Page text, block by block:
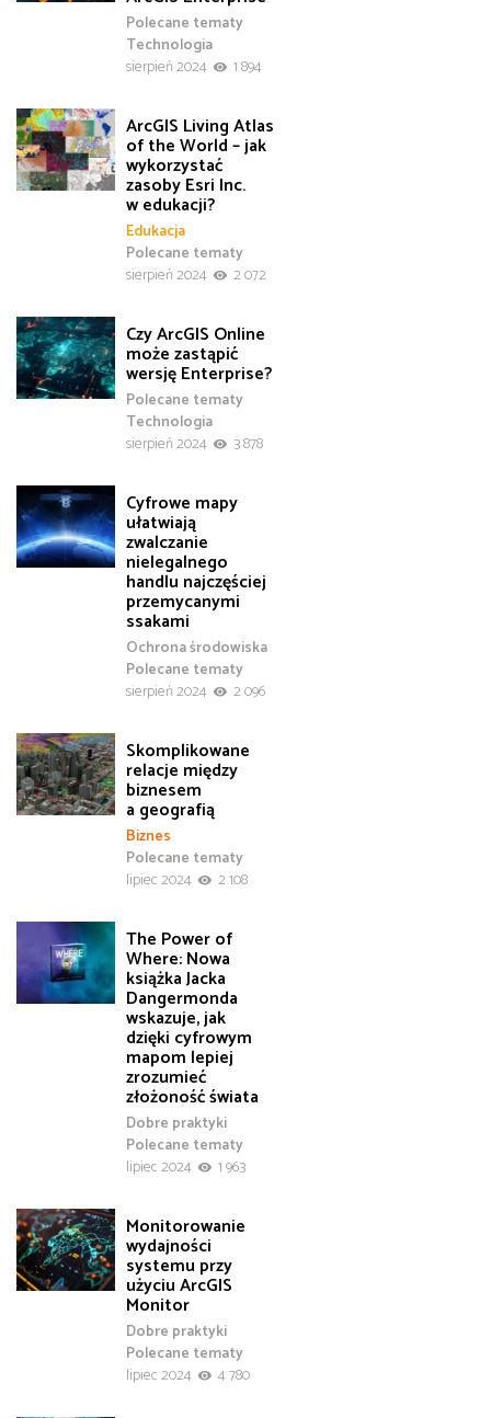
Polecane tematy
Technologia
sierpień 2024
1 894
ArcGIS Living Atlas
of the World – jak
wykorzystać
zasoby Esri Inc.
w edukacji?
Edukacja
Polecane tematy
sierpień 2024
2 072
Czy ArcGIS Online
może zastąpić
wersję Enterprise?
Polecane tematy
Technologia
sierpień 2024
3 878
Cyfrowe mapy
ułatwiają
zwalczanie
nielegalnego
handlu najczęściej
przemycanymi
ssakami
Ochrona środowiska
Polecane tematy
sierpień 2024
2 096
Skomplikowane
relacje między
biznesem
a geografią
Biznes
Polecane tematy
lipiec 2024
2 108
The Power of
Where: Nowa
książka Jacka
Dangermonda
wskazuje, jak
dzięki cyfrowym
mapom lepiej
zrozumieć
złożoność świata
Dobre praktyki
Polecane tematy
lipiec 2024
1 963
Monitorowanie
wydajności
systemu przy
użyciu ArcGIS
Monitor
Dobre praktyki
Polecane tematy
lipiec 2024
4 780